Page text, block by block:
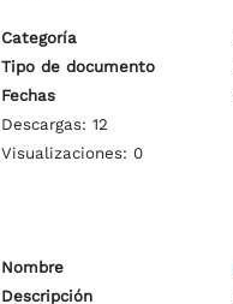
Categoría
Tipo de documento
Fechas
Descargas: 12
Visualizaciones: 0
Nombre
Descripción